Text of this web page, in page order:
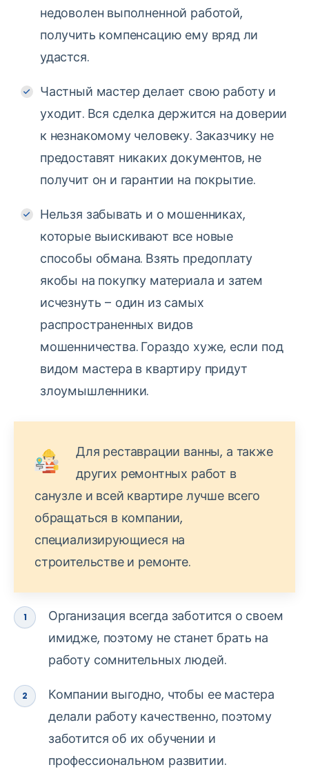
недоволен выполненной работой,
получить компенсацию ему вряд ли
удастся.
Частный мастер делает свою работу и
уходит. Вся сделка держится на доверии
к незнакомому человеку. Заказчику не
предоставят никаких документов, не
получит он и гарантии на покрытие.
Нельзя забывать и о мошенниках,
которые выискивают все новые
способы обмана. Взять предоплату
якобы на покупку материала и затем
исчезнуть – один из самых
распространенных видов
мошенничества. Гораздо хуже, если под
видом мастера в квартиру придут
злоумышленники.
Для реставрации ванны, а также
других ремонтных работ в
санузле и всей квартире лучше всего
обращаться в компании,
специализирующиеся на
строительстве и ремонте.
Организация всегда заботится о своем
имидже, поэтому не станет брать на
работу сомнительных людей.
Компании выгодно, чтобы ее мастера
делали работу качественно, поэтому
заботится об их обучении и
профессиональном развитии.